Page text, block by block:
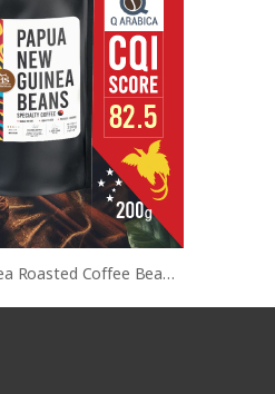
Papua New Guinea Roasted Coffee Beans